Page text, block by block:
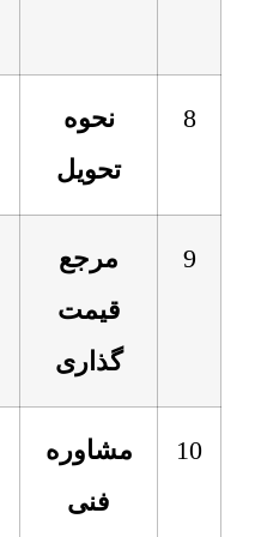
8
نحوه
تحویل
9
مرجع
قیمت
گذاری
10
مشاوره
فنی